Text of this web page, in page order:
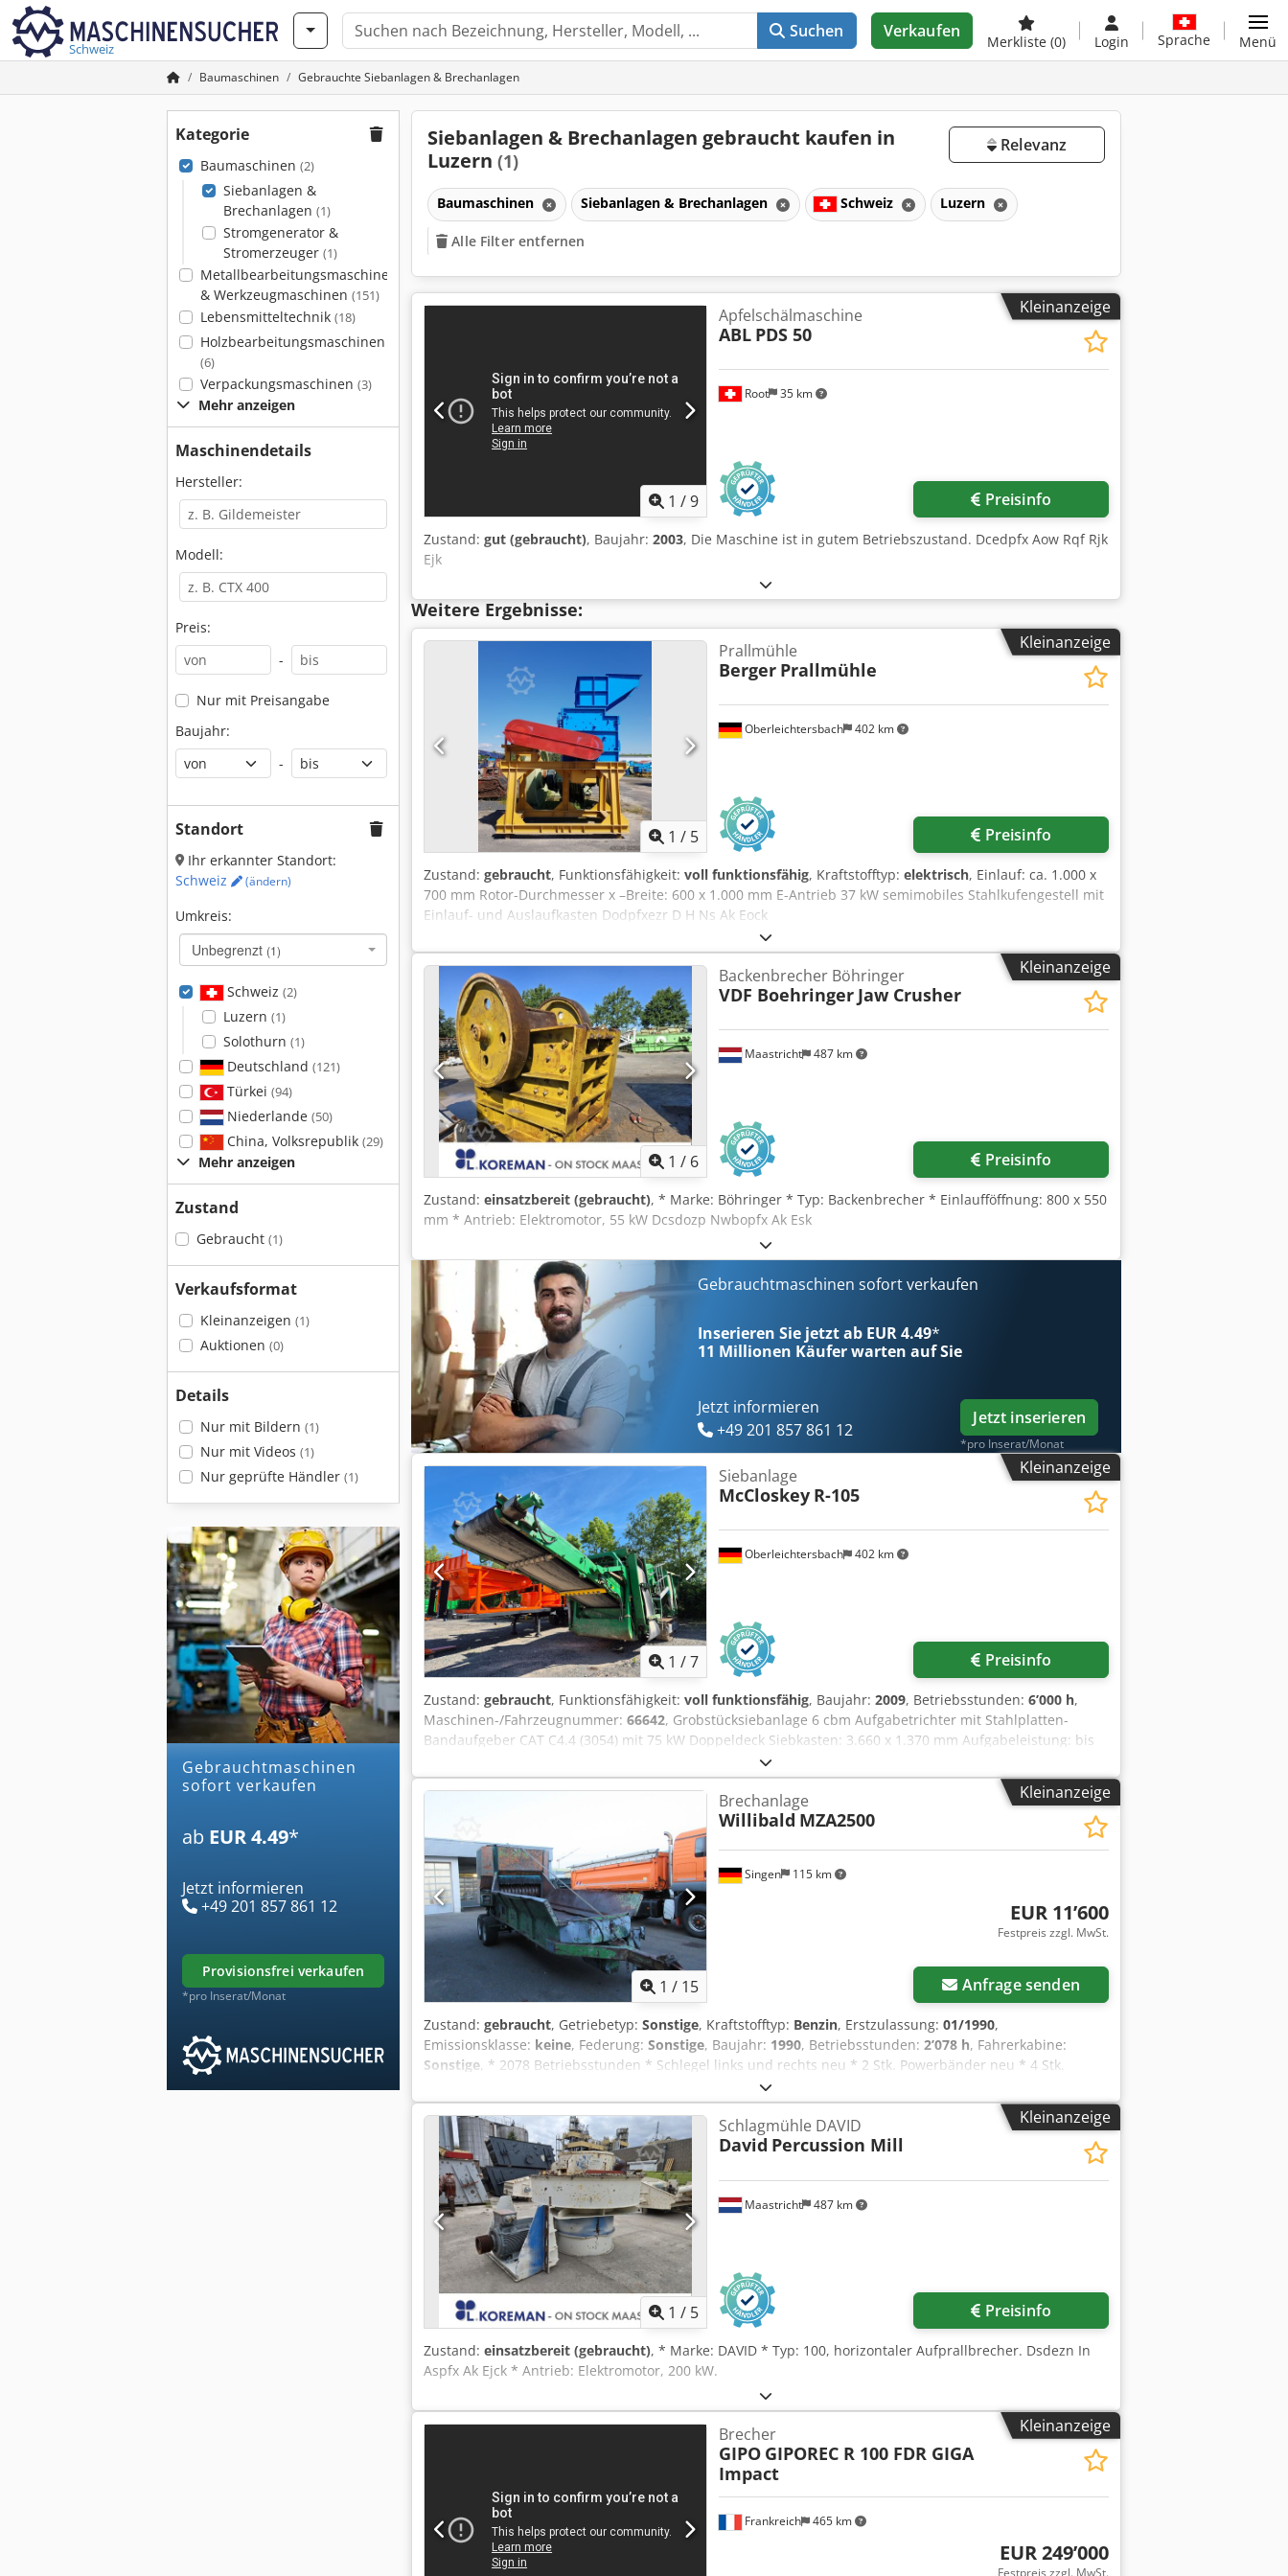
Schweiz
Suchen Verkaufen
Merkliste (0) Login Sprache Menü
Baumaschinen Gebrauchte Siebanlagen & Brechanlagen
Kategorie
Baumaschinen (2)
Siebanlagen &
Brechanlagen (1)
Stromgenerator &
Stromerzeuger (1)
Metallbearbeitungsmaschinen
& Werkzeugmaschinen (151)
Lebensmitteltechnik (18)
Holzbearbeitungsmaschinen
(6)
Verpackungsmaschinen (3)
Mehr anzeigen
Maschinendetails
Hersteller:
Modell:
Preis:
-
Nur mit Preisangabe
Baujahr:
-
Standort
Ihr erkannter Standort:
Schweiz
(ändern)
Umkreis:
Unbegrenzt (1)
Schweiz (2)
Luzern (1)
Solothurn (1)
Deutschland (121)
Türkei (94)
Niederlande (50)
China, Volksrepublik (29)
Mehr anzeigen
Zustand
Gebraucht (1)
Verkaufsformat
Kleinanzeigen (1)
Auktionen (0)
Details
Nur mit Bildern (1)
Nur mit Videos (1)
Nur geprüfte Händler (1)
Gebrauchtmaschinen
sofort verkaufen
ab EUR 4.49*
Jetzt informieren
+49 201 857 861 12
provisionsfrei verkaufen
*pro Inserat/Monat
Siebanlagen & Brechanlagen gebraucht kaufen in
Luzern (1)
Relevanz
Baumaschinen Siebanlagen & Brechanlagen Schweiz Luzern
Alle Filter entfernen
Kleinanzeige
1 /9
Root 35 km
Apfelschälmaschine
ABL PDS 50
Preisinfo
Zustand: gut (gebraucht), Baujahr: 2003, Die Maschine ist in gutem Betriebszustand. Dcedpfx Aow Rqf Rjk
Ejk
Weitere Ergebnisse:
Kleinanzeige
1 / 5
Oberleichtersbach 402 km
Prallmühle
Berger Prallmühle
Preisinfo
Zustand: gebraucht, Funktionsfähigkeit: voll funktionsfähig, Kraftstofftyp: elektrisch, Einlauf: ca. 1.000 x
700 mm Rotor-Durchmesser x –Breite: 600 x 1.000 mm E-Antrieb 37 kW semimobiles Stahlkufengestell mit
Einlauf- und Auslaufkasten Dodpfxezr D H Ns Ak Eock
Kleinanzeige
1 / 6
Maastricht 487 km
Backenbrecher Böhringer
VDF Boehringer Jaw Crusher
Preisinfo
Zustand: einsatzbereit (gebraucht), * Marke: Böhringer * Typ: Backenbrecher * Einlaufföffnung: 800 x 550
mm * Antrieb: Elektromotor, 55 kW Dcsdozp Nwbopfx Ak Esk
Gebrauchtmaschinen sofort verkaufen
Inserieren Sie jetzt ab EUR 4.49*
11 Millionen Käufer warten auf Sie
Jetzt informieren
+49 201 857 861 12
Jetzt inserieren
*pro Inserat/Monat
Kleinanzeige
1 /7
Oberleichtersbach 402 km
Siebanlage
McCloskey R-105
Preisinfo
Zustand: gebraucht, Funktionsfähigkeit: voll funktionsfähig, Baujahr: 2009, Betriebsstunden: 6’000 h,
Maschinen-/Fahrzeugnummer: 66642, Grobstücksiebanlage 6 cbm Aufgabetrichter mit Stahlplatten-
Bandaufgeber CAT C4.4 (3054) mit 75 kW Doppeldeck Siebkasten: 3.660 x 1.370 mm Aufgabeleistung: bis
zu 300 t/h Transportgewicht: ca. 23.000 kg inkl. diverse Ersatzsiebbeläge Dsdpoznl Hiofx Ak Esck
Kleinanzeige
1 / 15
Singen 115 km
Brechanlage
Willibald MZA2500
EUR 11’600
Festpreis zzgl. MwSt.
Anfrage senden
Zustand: gebraucht, Getriebetyp: Sonstige, Kraftstofftyp: Benzin, Erstzulassung: 01/1990,
Emissionsklasse: keine, Federung: Sonstige, Baujahr: 1990, Betriebsstunden: 2’078 h, Fahrerkabine:
Sonstige, * 2078 Betriebsstunden * Schlegel links und rechts neu * 2 Stk. Powerbänder neu * 4 Stk.
Steckwellen neu * 1 Stk. Spannrolle neu Dcodpfx Aoy Hbw Dek Ejk ... Gebrauchtwagen, inkl. Mwst.
Kleinanzeige
1 / 5
Maastricht 487 km
Schlagmühle DAVID
David Percussion Mill
Preisinfo
Zustand: einsatzbereit (gebraucht), * Marke: DAVID * Typ: 100, horizontaler Aufprallbrecher. Dsdezn In
Aspfx Ak Ejck * Antrieb: Elektromotor, 200 kW.
Kleinanzeige
Frankreich 465 km
Brecher
GIPO GIPOREC R 100 FDR GIGA
Impact
EUR 249’000
Festpreis zzgl. MwSt.